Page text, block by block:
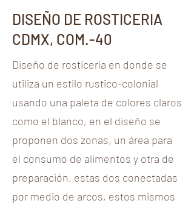
DISEÑO DE ROSTICERIA
CDMX, COM.-40
Diseño de rosticería en donde se
utiliza un estilo rustico-colonial
usando una paleta de colores claros
como el blanco, en el diseño se
proponen dos zonas, un área para
el consumo de alimentos y otra de
preparación, estas dos conectadas
por medio de arcos, estos mismos